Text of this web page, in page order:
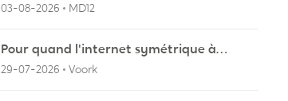
03-08-2026 MD12
Pour quand l'internet symétrique à
Lévis?
29-07-2026 Voork